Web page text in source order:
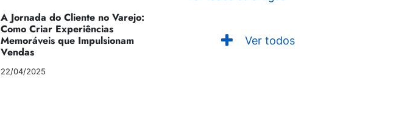
A Jornada do Cliente no Varejo:
Como Criar Experiências
Memoráveis que Impulsionam
Vendas
22/04/2025
Ver todos